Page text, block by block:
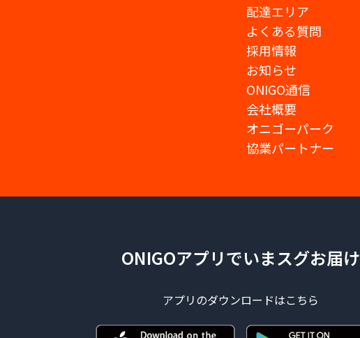
配達エリア
よくある質問
採用情報
お知らせ
ONIGO通信
会社概要
オニゴーパーク
協業パートナー
ONIGOアプリでいまスグお届け
アプリのダウンロードはこちら